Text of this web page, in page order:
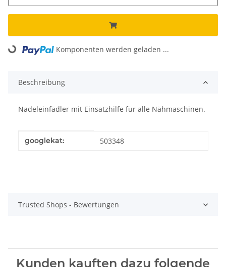
Loading... Komponenten werden geladen ...
Beschreibung
Nadeleinfädler mit Einsatzhilfe für alle Nähmaschinen.
Produkteigenschaft
Wert
googlekat: 503348
Trusted Shops - Bewertungen
Kunden kauften dazu folgende